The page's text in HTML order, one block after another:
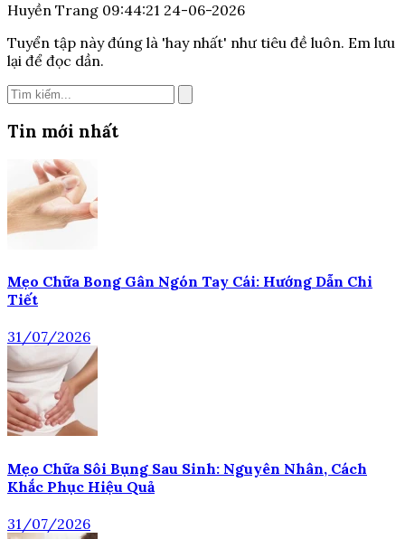
Huyền Trang 09:44:21 24-06-2026
Tuyển tập này đúng là 'hay nhất' như tiêu đề luôn. Em lưu
lại để đọc dần.
Tin mới nhất
Mẹo Chữa Bong Gân Ngón Tay Cái: Hướng Dẫn Chi
Tiết
31/07/2026
Mẹo Chữa Sôi Bụng Sau Sinh: Nguyên Nhân, Cách
Khắc Phục Hiệu Quả
31/07/2026